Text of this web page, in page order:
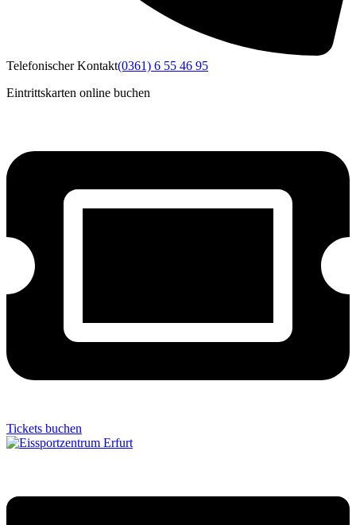
Telefonischer Kontakt(0361) 6 55 46 95
Eintrittskarten online buchen
Tickets buchen